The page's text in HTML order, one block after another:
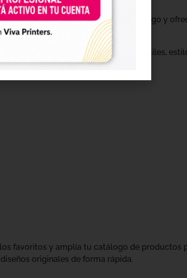
ahorrar tiempo, renovar su catálogo y
temporadas y públicos.
mascotas, frases, diseños infantiles,
favoritos y amplía tu catálogo de productos
originales de forma rápida.